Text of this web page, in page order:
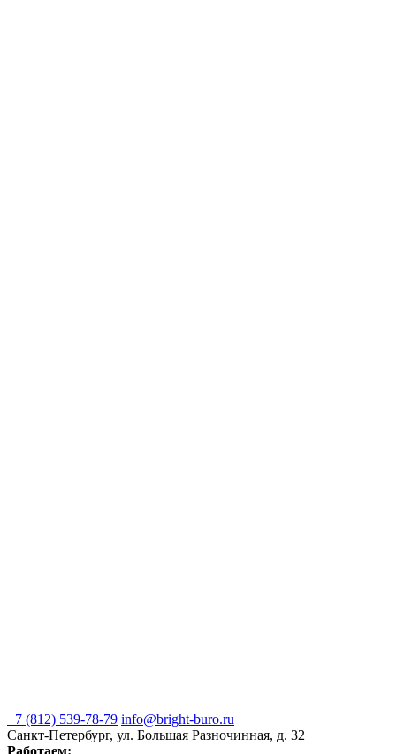
+7 (812) 539-78-79 info@bright-buro.ru
Санкт-Петербург, ул. Большая Разночинная, д. 32
Работаем: